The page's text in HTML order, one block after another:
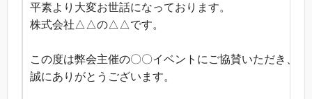
平素より大変お世話になっております。
株式会社△△の△△です。
この度は弊会主催の〇〇イベントにご協賛いただき、
誠にありがとうございます。